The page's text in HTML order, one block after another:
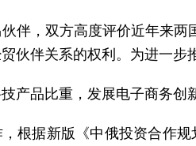
伴，双方高度评价近年来
伙伴关系的权利。为进一步
品比重，发展电子商务创
根据新版《中俄投资合作规